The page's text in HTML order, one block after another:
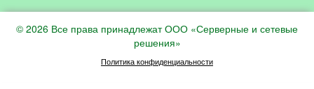
© 2026 Все права принадлежат ООО «Серверные и сетевые
решения»
Политика конфиденциальности